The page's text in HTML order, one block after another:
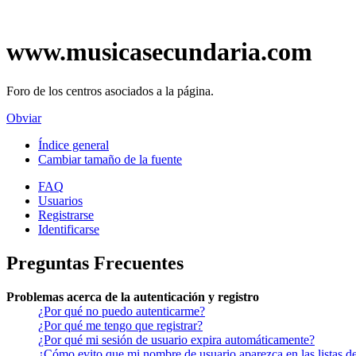
www.musicasecundaria.com
Foro de los centros asociados a la página.
Obviar
Índice general
Cambiar tamaño de la fuente
FAQ
Usuarios
Registrarse
Identificarse
Preguntas Frecuentes
Problemas acerca de la autenticación y registro
¿Por qué no puedo autenticarme?
¿Por qué me tengo que registrar?
¿Por qué mi sesión de usuario expira automáticamente?